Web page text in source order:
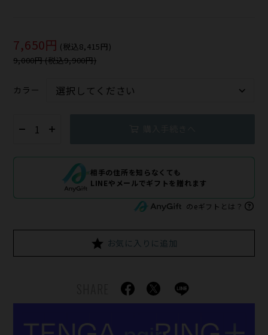
7,650円 (税込8,415円)
9,000円 (税込9,900円)
カラー
相手の住所を知らなくても
LINEやメールでギフトを贈れます
のeギフトとは？
お気に入りに追加